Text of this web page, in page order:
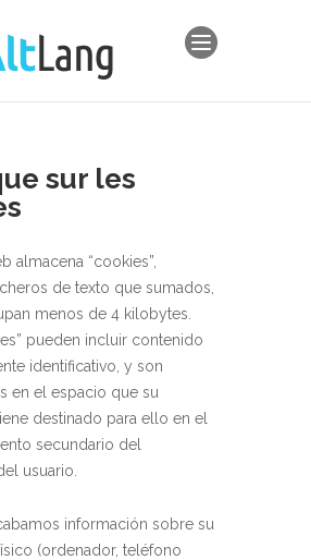
sur les
almacena “cookies”,
de texto que sumados,
menos de 4 kilobytes.
pueden incluir contenido
identificativo, y son
en el espacio que su
destinado para ello en el
secundario del
usuario.
información sobre su
(ordenador, teléfono